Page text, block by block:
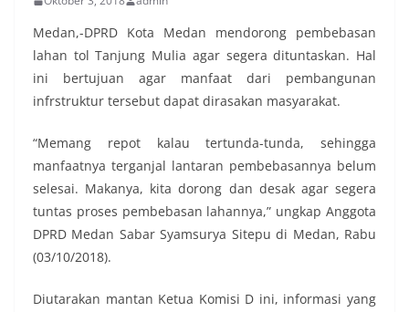
Medan,-DPRD Kota Medan mendorong pembebasan
lahan tol Tanjung Mulia agar segera dituntaskan. Hal
ini bertujuan agar manfaat dari pembangunan
infrstruktur tersebut dapat dirasakan masyarakat.
“Memang repot kalau tertunda-tunda, sehingga
manfaatnya terganjal lantaran pembebasannya belum
selesai. Makanya, kita dorong dan desak agar segera
tuntas proses pembebasan lahannya,” ungkap Anggota
DPRD Medan Sabar Syamsurya Sitepu di Medan, Rabu
(03/10/2018).
Diutarakan mantan Ketua Komisi D ini, informasi yang